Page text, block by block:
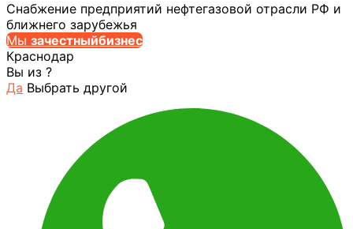
Снабжение предприятий нефтегазовой отрасли РФ и
ближнего зарубежья
Мы зачестныйбизнес
Краснодар
Вы из ?
Да Выбрать другой